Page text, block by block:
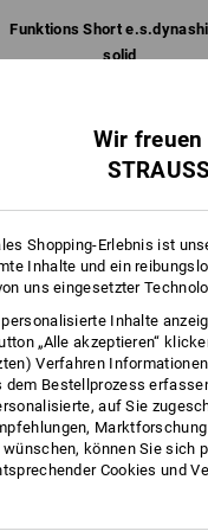
–
Reflex – das ist
für ein hohes
Sportliche Teile, die den
perfekt unterstützen. Die
nachEN 17353 für
bei Sommerhitze vollen
Funktions­ Short
solid
10
+8 weitere Features
Wir
Shopping-Erlebnis ist
Inhalte und ein
uns eingesetzter
Inhalte
„Alle akzeptieren“
Verfahren
dem Bestellprozess
auf Sie
können Sie sich
Cookies und